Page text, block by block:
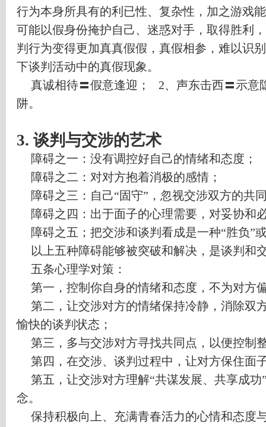
行为本身所具有的利已性、复杂性，加之游戏
可能以假身份掩护自己、迷惑对手，取得胜利
判行为变得更加真真假假，真假相参，难以识
下谈判活动中的真假现象。
真诚相待〓假意逢迎；
2、声东击西〓示意
阱。
3. 谈判与交涉的艺术
障碍之一：没有调控好自己的情绪和态度；
障碍之二：对对方抱着消极的感情；
障碍之三：自己“固守” ，忽视交涉双方的共
障碍之四：出于面子的心理需要，对妥协和
障碍之五；把交涉和谈判看成是一种“胜负”
以上五种障碍能够被突破和解决，是谈判和
五条心理学对策：
第一，控制你自身的情绪和态度，不为对方
第二，让交涉对方的情绪保持冷静，消除双
愉快的谈判状态；
第三，多与交涉对方寻找共同点，以便控制
第四，在交涉、谈判过程中，让对方保住面
第五，让交涉对方理解“共谋发展、共享成功
念。
保持积极向上、充满青春活力的心情和态度